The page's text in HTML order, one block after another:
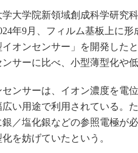
“異端児エンジ
改革、執念の
イノベーショ
IHSアナリス
「英語に愛さ
ための新行動論
大学院新領域創成科学研究
年9月、フィルム基板上に
イオンセンサー」を開発した
サーに比べ、小型薄型化や
ンサーは、イオン濃度を電
い用途で利用されている。
銀／塩化銀などの参照電極が
を妨げていたという。